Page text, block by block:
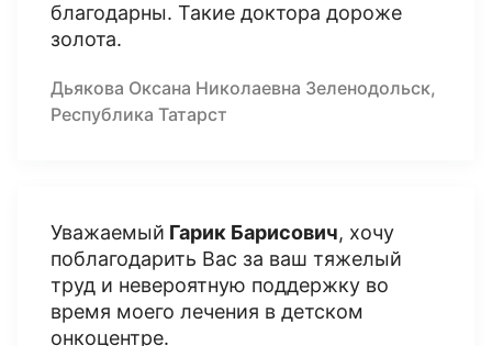
благодарны. Такие доктора дороже
золота.
Дьякова Оксана Николаевна Зеленодольск,
Республика Татарст
Уважаемый Гарик Барисович, хочу
поблагодарить Вас за ваш тяжелый
труд и невероятную поддержку во
время моего лечения в детском
онкоцентре.